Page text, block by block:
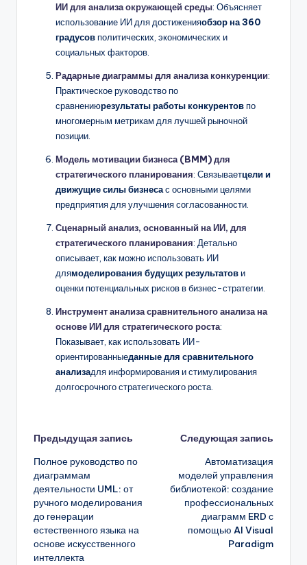
ИИ для анализа окружающей среды: Объясняет
использование ИИ для достиженияобзор на 360
градусовполитических, экономических и
социальных факторов.
Радарные диаграммы для анализа конкуренции:
Практическое руководство по
сравнениюрезультаты работы конкурентовпо
многомерным метрикам для лучшей рыночной
позиции.
Модель мотивации бизнеса (BMM) для
стратегического планирования: Связываетцели и
движущие силы бизнесас основными целями
предприятия для улучшения согласованности.
Сценарный анализ, основанный на ИИ, для
стратегического планирования: Детально
описывает, как можно использовать ИИ
длямоделирования будущих результатови
оценки потенциальных рисков в бизнес-стратегии.
Инструмент анализа сравнительного анализа на
основе ИИ для стратегического роста:
Показывает, как использовать ИИ-
ориентированныеданные для сравнительного
анализадля информирования и стимулирования
долгосрочного стратегического роста.
Навигация
записи
Предыдущая запись
Полное руководство по
диаграммам
деятельности UML: от
ручного моделирования
до генерации
естественного языка на
основе искусственного
интеллекта
Следующая запись
Автоматизация
моделей управления
библиотекой: создание
профессиональных
диаграмм ERD с
помощью AI Visual
Paradigm